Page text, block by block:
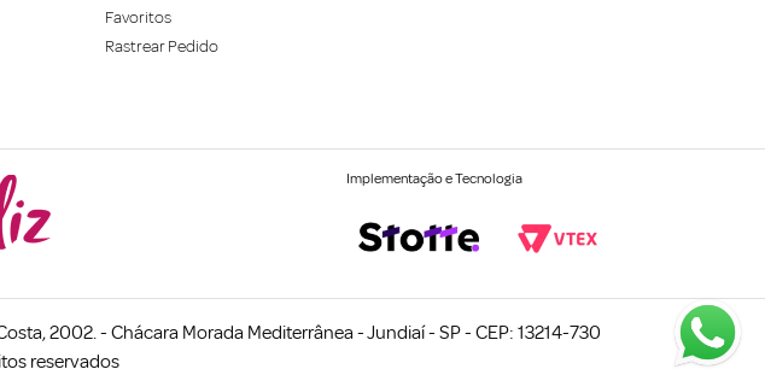
Favoritos
Rastrear Pedido
Implementação e Tecnologia
2002. - Chácara Morada Mediterrânea - Jundiaí - SP - CEP: 13214-730
reservados